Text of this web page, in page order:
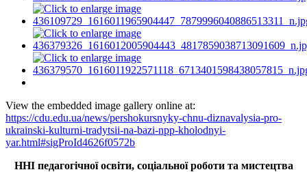
View the embedded image gallery online at:
https://cdu.edu.ua/news/pershokursnyky-chnu-diznavalysia-pro-
ukrainski-kulturni-tradytsii-na-bazi-npp-kholodnyi-
yar.html#sigProId4626f0572b
ННІ педагогічної освіти, соціальної роботи та мистецтва